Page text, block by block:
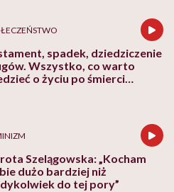
spadek, dziedziczenie
Wszystko, co warto
o życiu po śmierci
Szelągowska: „Kocham
dużo bardziej niż
do tej pory”